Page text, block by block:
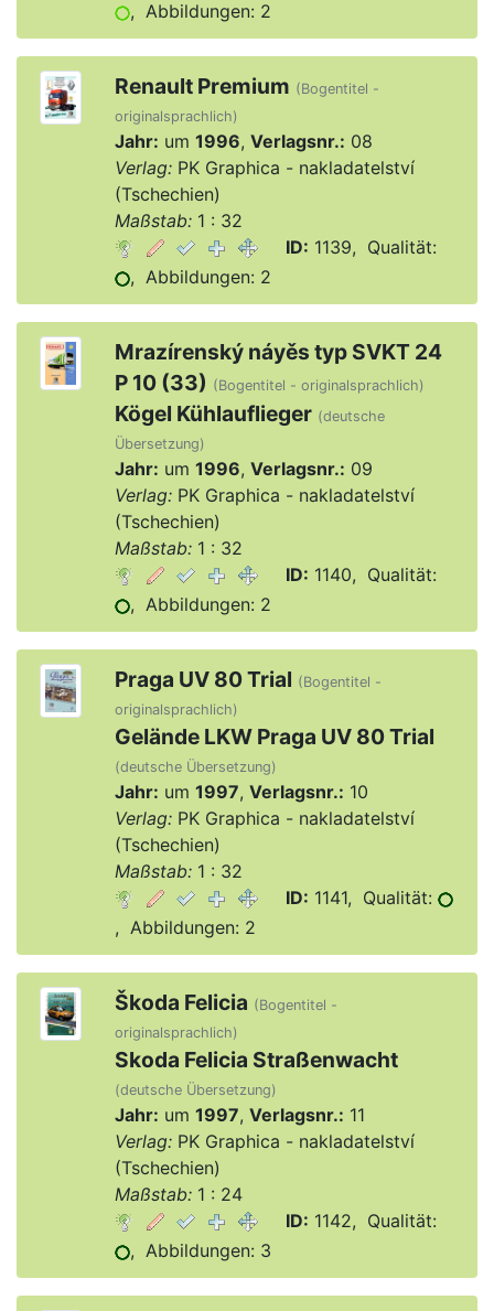
, Abbildungen: 2
Renault Premium (Bogentitel -
originalsprachlich)
Jahr: um 1996, Verlagsnr.: 08
Verlag:PK Graphica - nakladatelství
(Tschechien)
Maßstab:1 : 32
ID: 1139, Qualität:
, Abbildungen: 2
Mrazírenský náyěs typ SVKT 24
P 10 (33) (Bogentitel - originalsprachlich)
Kögel Kühlauflieger (deutsche
Übersetzung)
Jahr: um 1996, Verlagsnr.: 09
Verlag:PK Graphica - nakladatelství
(Tschechien)
Maßstab:1 : 32
ID: 1140, Qualität:
, Abbildungen: 2
Praga UV 80 Trial (Bogentitel -
originalsprachlich)
Gelände LKW Praga UV 80 Trial
(deutsche Übersetzung)
Jahr: um 1997, Verlagsnr.: 10
Verlag:PK Graphica - nakladatelství
(Tschechien)
Maßstab:1 : 32
ID: 1141, Qualität:
, Abbildungen: 2
Škoda Felicia (Bogentitel -
originalsprachlich)
Skoda Felicia Straßenwacht
(deutsche Übersetzung)
Jahr: um 1997, Verlagsnr.: 11
Verlag:PK Graphica - nakladatelství
(Tschechien)
Maßstab:1 : 24
ID: 1142, Qualität:
, Abbildungen: 3